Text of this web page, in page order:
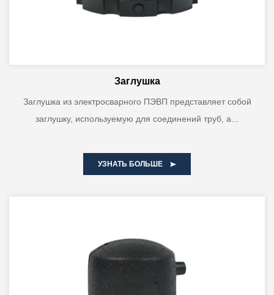
Заглушка
Заглушка из электросварного ПЭВП представляет собой
заглушку, используемую для соединений труб, а...
УЗНАТЬ БОЛЬШЕ